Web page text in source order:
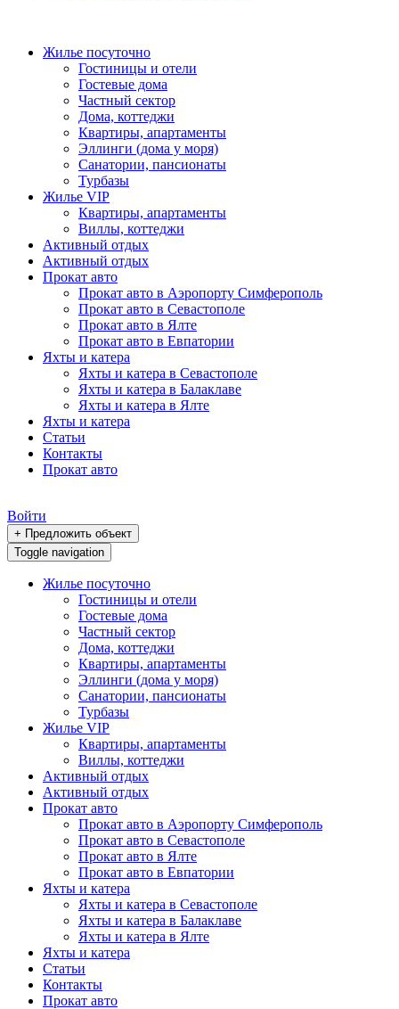
Жилье посуточно
Гостиницы и отели
Гостевые дома
Частный сектор
Дома, коттеджи
Квартиры, апартаменты
Эллинги (дома у моря)
Санатории, пансионаты
Турбазы
Жилье VIP
Квартиры, апартаменты
Виллы, коттеджи
Активный отдых
Активный отдых
Прокат авто
Прокат авто в Аэропорту Симферополь
Прокат авто в Севастополе
Прокат авто в Ялте
Прокат авто в Евпатории
Яхты и катера
Яхты и катера в Севастополе
Яхты и катера в Балаклаве
Яхты и катера в Ялте
Яхты и катера
Статьи
Контакты
Прокат авто
Войти
+ Предложить объект
Toggle navigation
Жилье посуточно
Гостиницы и отели
Гостевые дома
Частный сектор
Дома, коттеджи
Квартиры, апартаменты
Эллинги (дома у моря)
Санатории, пансионаты
Турбазы
Жилье VIP
Квартиры, апартаменты
Виллы, коттеджи
Активный отдых
Активный отдых
Прокат авто
Прокат авто в Аэропорту Симферополь
Прокат авто в Севастополе
Прокат авто в Ялте
Прокат авто в Евпатории
Яхты и катера
Яхты и катера в Севастополе
Яхты и катера в Балаклаве
Яхты и катера в Ялте
Яхты и катера
Статьи
Контакты
Прокат авто